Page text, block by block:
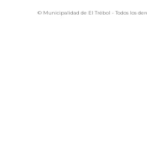
© Municipalidad de El Trébol - Todos los